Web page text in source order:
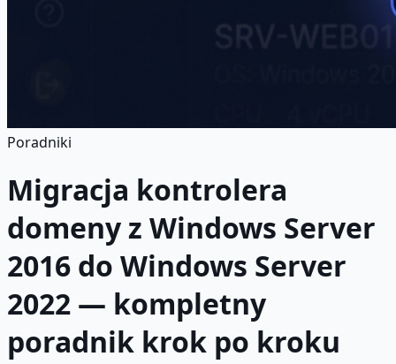
Poradniki
Migracja kontrolera
domeny z Windows Server
2016 do Windows Server
2022 — kompletny
poradnik krok po kroku